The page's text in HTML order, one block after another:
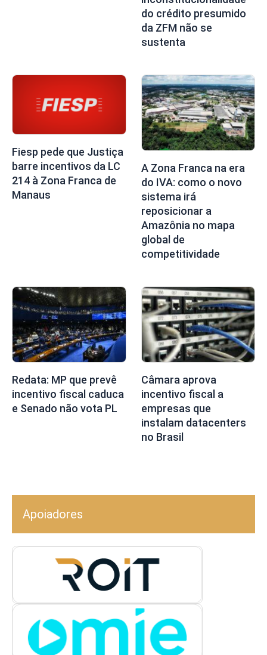
do crédito presumido
da ZFM não se
sustenta
Fiesp pede que Justiça
barre incentivos da LC
214 à Zona Franca de
Manaus
A Zona Franca na era
do IVA: como o novo
sistema irá
reposicionar a
Amazônia no mapa
global de
competitividade
Redata: MP que prevê
incentivo fiscal caduca
e Senado não vota PL
Câmara aprova
incentivo fiscal a
empresas que
instalam datacenters
no Brasil
Apoiadores